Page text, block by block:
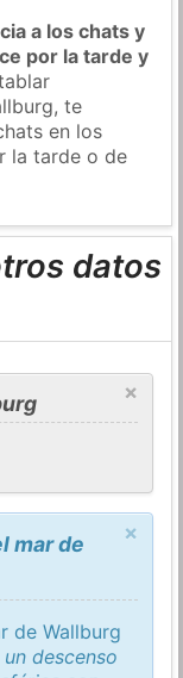
a los chats y
por la tarde y
te
en los
la tarde o de
datos
×
×
mar de
de Wallburg
descenso